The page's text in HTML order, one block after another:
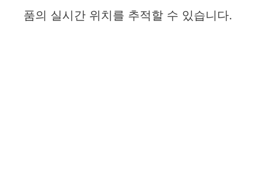
품의 실시간 위치를 추적할 수 있습니다.